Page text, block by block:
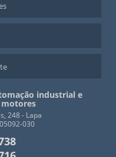
industrial e
248 - Lapa
030